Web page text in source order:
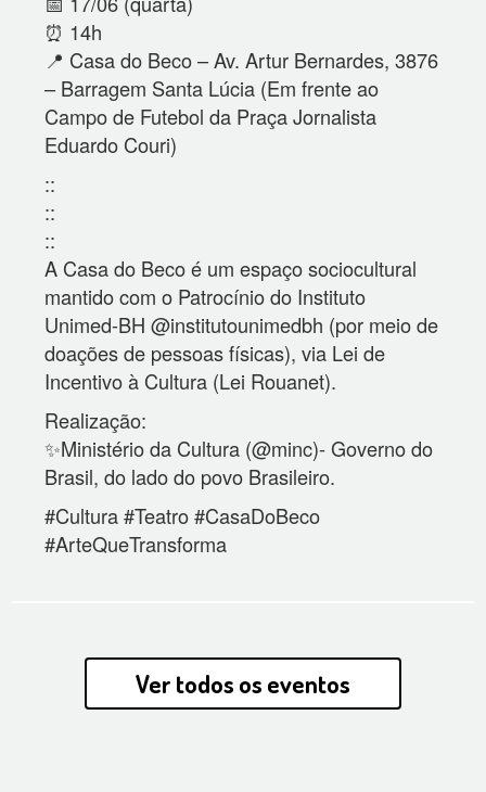
⏰ 14h
📍 Casa do Beco – Av. Artur Bernardes, 3876
– Barragem Santa Lúcia (Em frente ao
Campo de Futebol da Praça Jornalista
Eduardo Couri)
::
::
::
A Casa do Beco é um espaço sociocultural
mantido com o Patrocínio do Instituto
Unimed-BH @institutounimedbh (por meio de
doações de pessoas físicas), via Lei de
Incentivo à Cultura (Lei Rouanet).
Realização:
✨Ministério da Cultura (@minc)- Governo do
Brasil, do lado do povo Brasileiro.
#Cultura #Teatro #CasaDoBeco
#ArteQueTransforma
Ver todos os eventos